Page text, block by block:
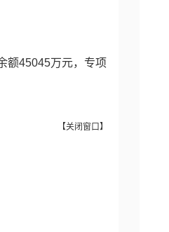
额45045万元，专项
【关闭窗口】